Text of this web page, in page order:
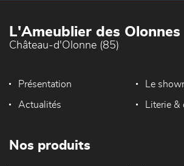
L'Ameublier des Olonnes
Château-d'Olonne (85)
Présentation Le
Actualités Literie
Nos produits